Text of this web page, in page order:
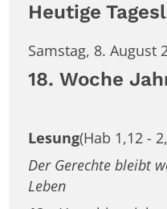
Heutige
Samstag, 8. August
18. Woche
Lesung(Hab 1,12 -
Der Gerechte bleibt
Leben